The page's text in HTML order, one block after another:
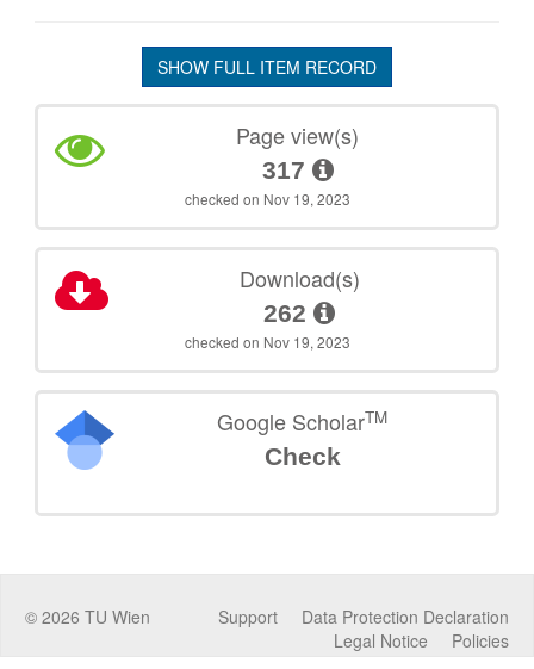
SHOW FULL ITEM RECORD
Page view(s)
317
checked on Nov 19, 2023
Download(s)
262
checked on Nov 19, 2023
Google ScholarTM
Check
© 2026 TU Wien Data Protection Declaration
Support
Policies
Legal Notice